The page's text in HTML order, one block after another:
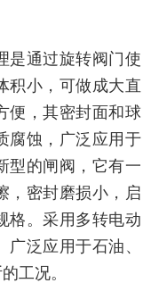
是通过旋转阀门使
积小，可做成大直
便，其密封面和球
腐蚀，广泛应用于
型的闸阀，它有一
，密封磨损小，启
格。采用多转电动
泛应用于石油、
工况。